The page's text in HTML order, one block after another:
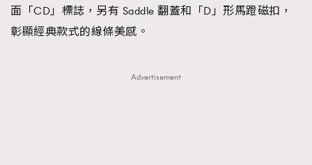
面「CD」標誌，另有 Saddle 翻蓋和「D」形馬蹬磁扣，
彰顯經典款式的線條美感。
Advertisement